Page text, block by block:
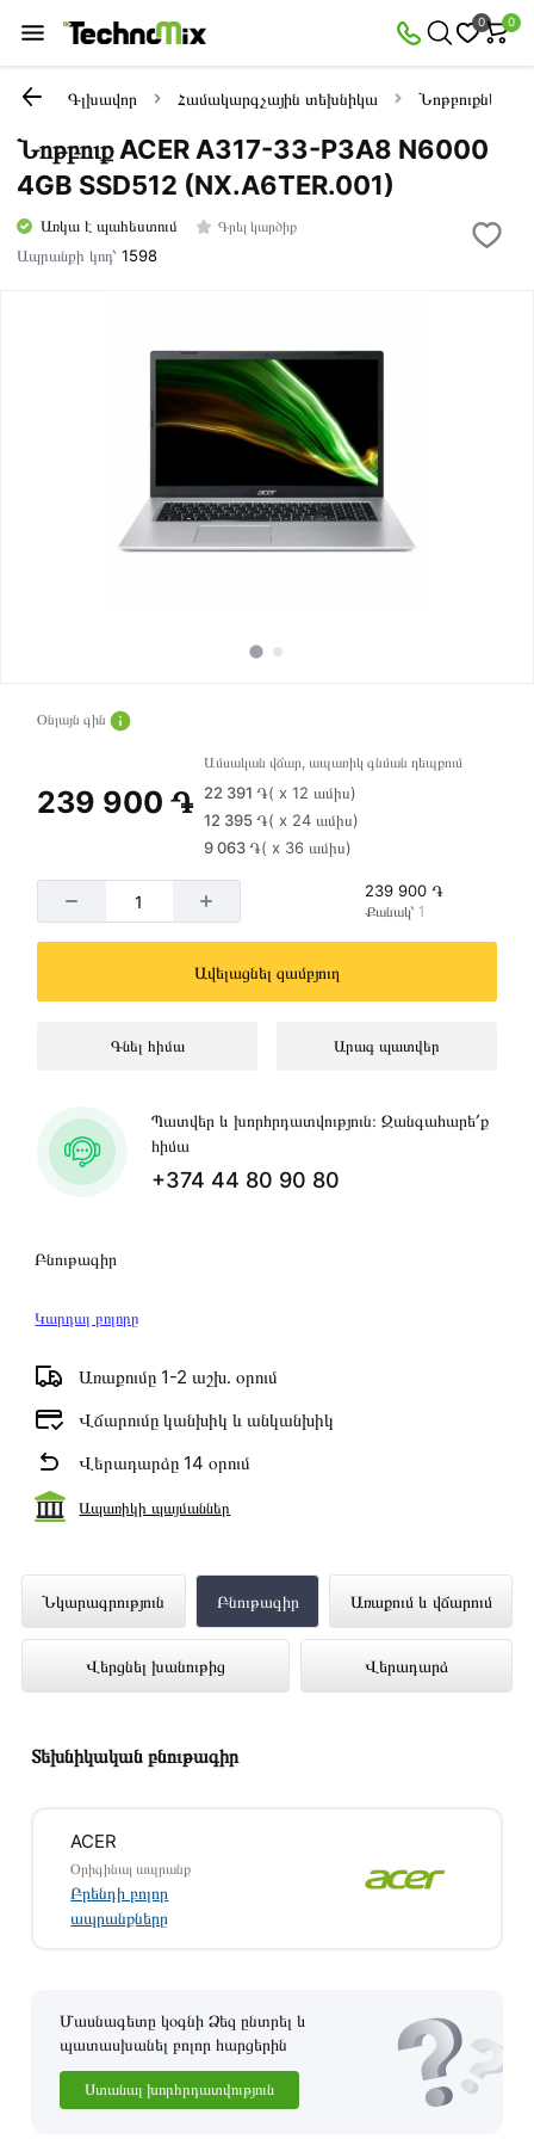
0 0
Գլխավոր Համակարգչային տեխնիկա Նոթբուքներ
Նոթբուք ACER A317-33-P3A8 N6000
4GB SSD512 (NX.A6TER.001)
Առկա է պահեստում Գրել կարծիք
Ապրանքի կոդ՝1598
Բնութագիր
Կարդալ բոլորը
Առաքումը 1-2 աշխ․ օրում
Վճարումը կանխիկ և անկանխիկ
Վերադարձը 14 օրում
Ապառիկի պայմաններ
Օնլայն գին
239 900 ֏
Ամսական վճար, ապառիկ գնման դեպքում
22 391 ֏( x 12 ամիս)
12 395 ֏( x 24 ամիս)
9 063 ֏( x 36 ամիս)
239 900 ֏
Քանակ՝ 1
Ավելացնել զամբյուղ
Գնել հիմա Արագ պատվեր
Պատվեր և խորհրդատվություն։ Զանգահարե՛ք
հիմա
+374 44 80 90 80
Նկարագրություն Բնութագիր Առաքում և վճարում
Վերցնել խանութից Վերադարձ
Նոթբուք ACER A317-33-P3A8 N6000
4GB SSD512 (NX.A6TER.001)
ներկայացված է Technomix առցանց
Տեխնիկական բնութագիր
ACER
Օրիգինալ ապրանք
Բրենդի բոլոր
ապրանքները
Մասնագետը կօգնի Ձեզ ընտրել և
պատասխանել բոլոր հարցերին
Ստանալ խորհրդատվություն